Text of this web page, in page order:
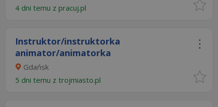
4 dni temu z pracuj.pl
Instruktor/instruktorka
animator/animatorka
Gdańsk
5 dni temu z trojmiasto.pl